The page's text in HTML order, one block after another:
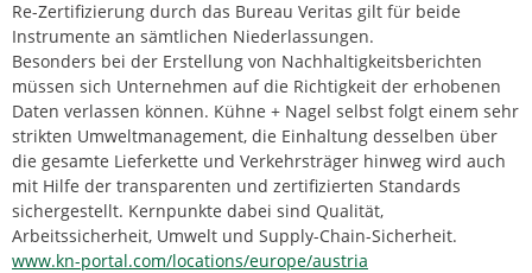
Re-Zertifizierung durch das Bureau Veritas gilt für beide
Instrumente an sämtlichen Niederlassungen.
Besonders bei der Erstellung von Nachhaltigkeitsberichten
müssen sich Unternehmen auf die Richtigkeit der erhobenen
Daten verlassen können. Kühne + Nagel selbst folgt einem sehr
strikten Umweltmanagement, die Einhaltung desselben über
die gesamte Lieferkette und Verkehrsträger hinweg wird auch
mit Hilfe der transparenten und zertifizierten Standards
sichergestellt. Kernpunkte dabei sind Qualität,
Arbeitssicherheit, Umwelt und Supply-Chain-Sicherheit.
www.kn-portal.com/locations/europe/austria